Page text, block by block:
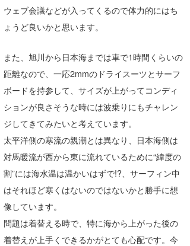
ウェブ会議などが入ってくるので体力的にはち
ょうど良いかと思います。
また、旭川から日本海までは車で1時間くらいの
距離なので、一応2mmのドライスーツとサーフ
ボードを持参して、サイズが上がってコンディ
ションが良さそうな時には波乗りにもチャレン
ジしてきてみたいと考えています。
太平洋側の寒流の親潮とは異なり、日本海側は
対馬暖流が西から東に流れているために“緯度の
割”には海水温は温かいはずで!?、サーフィン中
はそれほど寒くはないのではないかと勝手に想
像しています。
問題は着替える時で、特に海から上がった後の
着替えが上手くできるかがとても心配です。今
YUKI☆
たっちー
ハンマー
三輪予報士
小川予報士
上田純子
上條将美
唐澤予報士
SancheZ